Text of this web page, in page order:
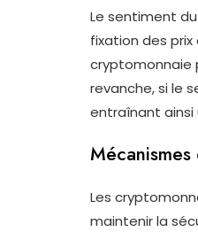
Le sentiment
fixation des prix
cryptomonnaie
revanche, si le
entraînant ainsi
Les
maintenir la